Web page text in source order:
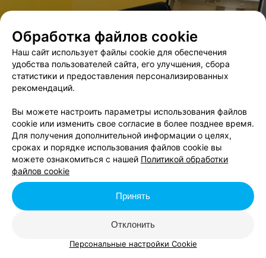
В данном городе нет событий,
удовлетворяющих условиям фильтра.
Обработка файлов cookie
Наш сайт использует файлы cookie для обеспечения
удобства пользователей сайта, его улучшения, сбора
статистики и предоставления персонализированных
рекомендаций.
Вы можете настроить параметры использования файлов
cookie или изменить свое согласие в более позднее время.
Для получения дополнительной информации о целях,
сроках и порядке использования файлов cookie вы
можете ознакомиться с нашей Политикой обработки
файлов cookie
Отклонить
Принять
Персональные настройки Cookie